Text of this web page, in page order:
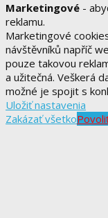
Marketingové -
reklamu.
Marketingové
návštěvníků napříč
pouze takovou
a užitečná. Veškerá
možné je spojit s
Uložiť nastavenia
Zakázať všetko